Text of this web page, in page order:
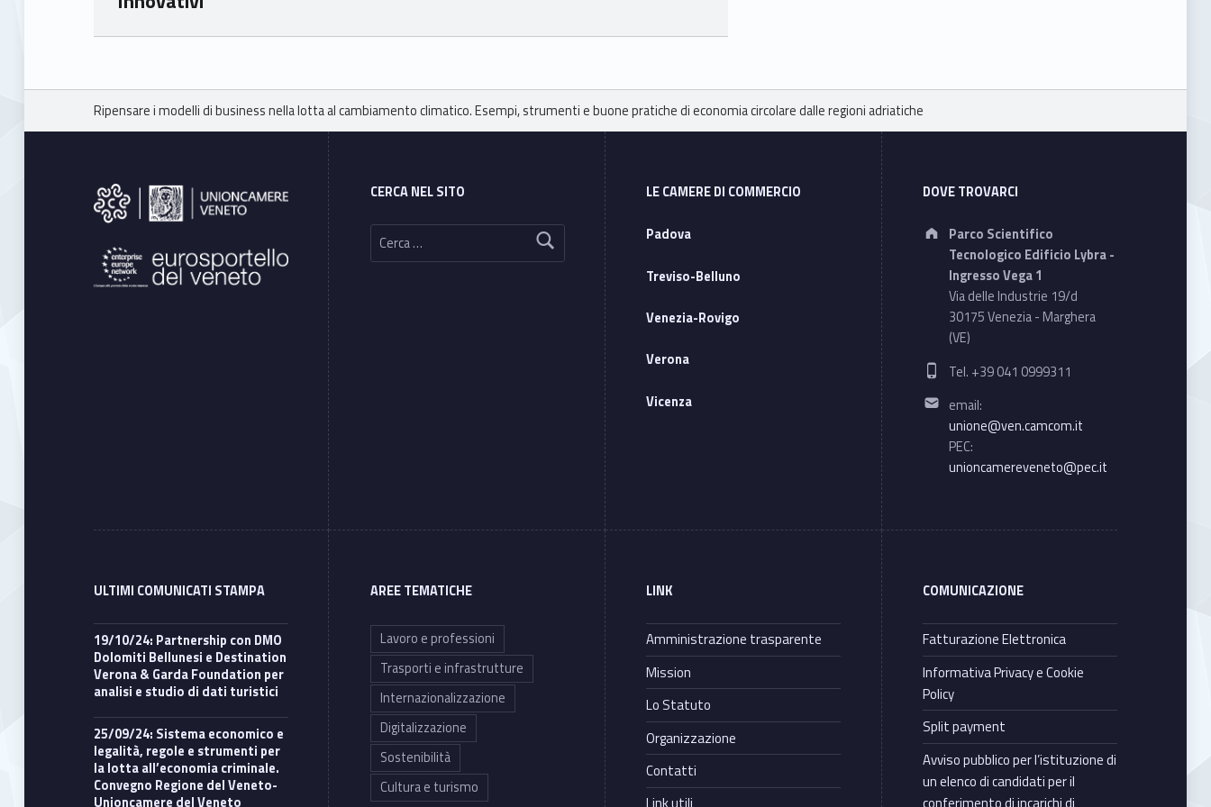
Skip back to main navigation
Breadcrumbs navigation
Ripensare i modelli di business nella lotta al cambiamento climatico. Esempi, strumenti e buone pratiche di economia circolare dalle regioni adriatiche
Footer sidebar
CERCA NEL SITO
Ricerca per:
LE CAMERE DI COMMERCIO
Padova
Treviso-Belluno
Venezia-Rovigo
Verona
Vicenza
DOVE TROVARCI
Address:
Parco Scientifico
Tecnologico Edificio Lybra -
Ingresso Vega 1
Via delle Industrie 19/d
30175 Venezia - Marghera
(VE)
Phone number:
Tel. +39 041 0999311
Email address:
email:
unione@ven.camcom.it
PEC:
unioncamereveneto@pec.it
ULTIMI COMUNICATI STAMPA
19/10/24: Partnership con DMO
Dolomiti Bellunesi e Destination
Verona & Garda Foundation per
analisi e studio di dati turistici
25/09/24: Sistema economico e
legalità, regole e strumenti per
la lotta all’economia criminale.
Convegno Regione del Veneto-
Unioncamere del Veneto
AREE TEMATICHE
Lavoro e professioni
Trasporti e infrastrutture
Internazionalizzazione
Digitalizzazione
Sostenibilità
Cultura e turismo
LINK
Amministrazione trasparente
Mission
Lo Statuto
Organizzazione
Contatti
COMUNICAZIONE
Fatturazione Elettronica
Informativa Privacy e Cookie
Policy
Split payment
Avviso pubblico per l’istituzione di
un elenco di candidati per il
conferimento di incarichi di